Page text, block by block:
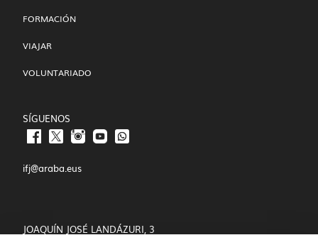
FORMACIÓN
VIAJAR
VOLUNTARIADO
SÍGUENOS
ifj@araba.eus
JOAQUÍN JOSÉ LANDÁZURI, 3